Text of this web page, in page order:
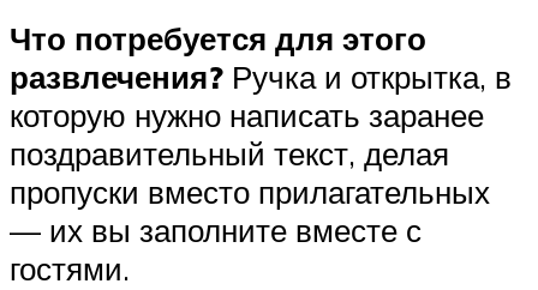
Что потребуется для этого
развлечения? Ручка и открытка, в
которую нужно написать заранее
поздравительный текст, делая
пропуски вместо прилагательных
— их вы заполните вместе с
гостями.